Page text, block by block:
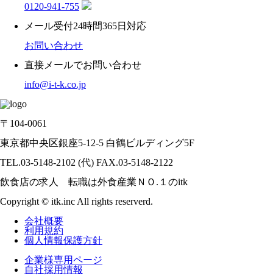
0120-941-755
メール受付24時間365日対応
お問い合わせ
直接メールでお問い合わせ
info@i-t-k.co.jp
〒104-0061
東京都中央区銀座5-12-5 白鶴ビルディング5F
TEL.03-5148-2102 (代) FAX.03-5148-2122
飲食店の求人 転職は外食産業ＮＯ.１のitk
Copyright © itk.inc All rights reserverd.
会社概要
利用規約
個人情報保護方針
企業様専用ページ
自社採用情報